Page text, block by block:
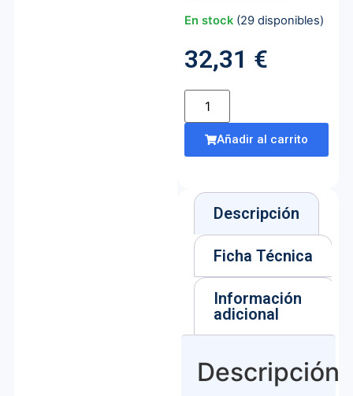
En stock (29 disponibles)
32,31 €
Añadir al carrito
Descripción
Ficha Técnica
Información
adicional
Descripción